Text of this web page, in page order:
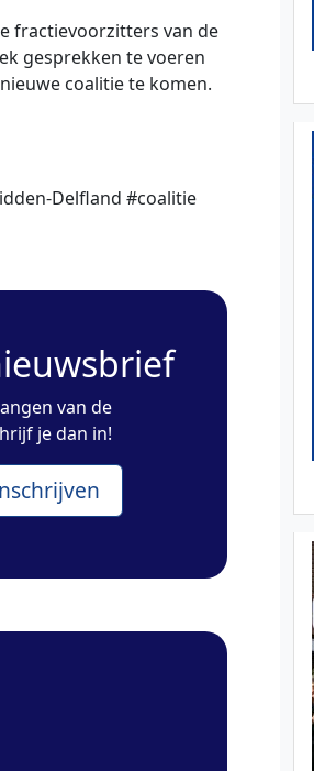
fractievoorzitters van de
gesprekken te voeren
coalitie te komen.
Delfland #coalitie
van de
je dan in!